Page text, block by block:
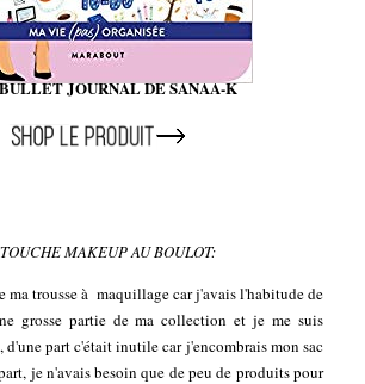
JOURNAL DE SANAA-K
MAKEUP AU BOULOT:
ma trousse à maquillage car j'avais l'habitude de
grosse partie de ma collection et je me suis
d'une part c'était inutile car j'encombrais mon sac
je n'avais besoin que de peu de produits pour